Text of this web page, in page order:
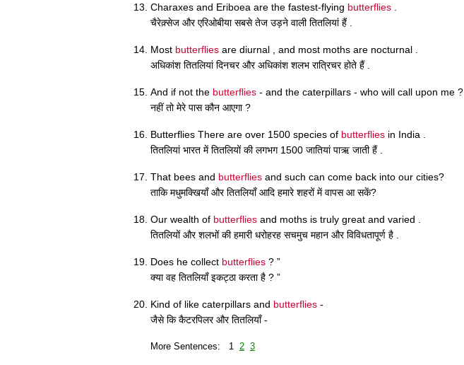
Charaxes and Eriboea are the fastest-flying butterflies
चैरेक़्सेज और एरिओबीया सबसे तेज उड़ने वाली तितलियां हैं .
Most butterflies are diurnal , and most moths are nocturnal .
अधिकांश तितलियां दिनचर और अधिकांश शलभ रात्रिचर होते हैं .
And if not the butterflies - and the caterpillars - who will call upon me ?
नहीं तो मेरे पास कौन आएगा ?
Butterflies There are over 1500 species of butterflies in India .
तितलियां भारत में तितलियों की लगभग 1500 जातियां पाऋ जाती हैं .
That bees and butterflies and such can come back into our cities?
ताकि मधुमक्खियाँ और तितलियाँ आदि हमारे शहरों में वापस आ सकें?
Our wealth of butterflies and moths is truly great and varied .
तितलियों और शलभों की हमारी धरोहरह सचमुच महान और विविधतापूर्ण है .
Does he collect butterflies ? ”
क्या वह तितलियाँ इकट्ठा करता है ? ”
Kind of like caterpillars and butterflies -
जैसे कि कैटरपिलर और तितलियाँ -
More Sentences: 1 2 3